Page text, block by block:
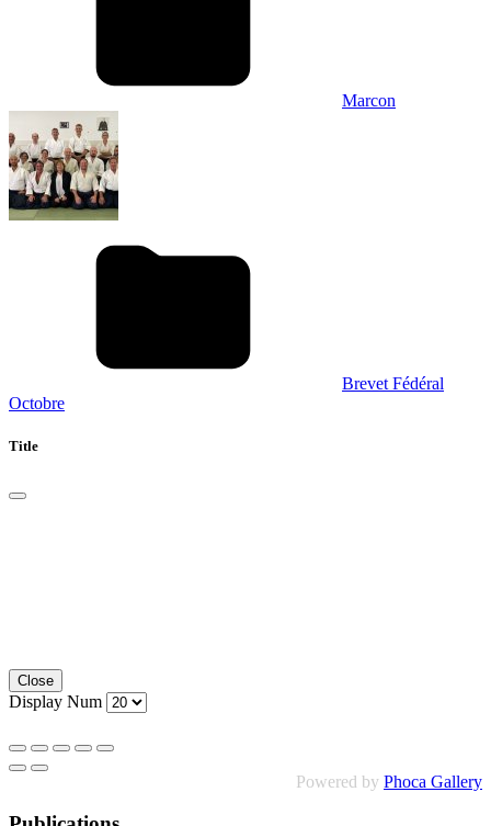
Marcon
Brevet Fédéral
Octobre
Title
Close
Display Num
Powered by Phoca Gallery